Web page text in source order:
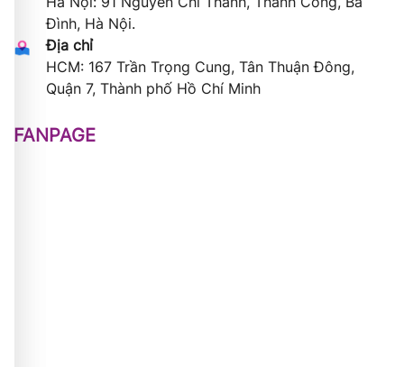
Đình, Hà Nội.
Địa chỉ
HCM: 167 Trần Trọng Cung, Tân Thuận Đông,
Quận 7, Thành phố Hồ Chí Minh
FANPAGE